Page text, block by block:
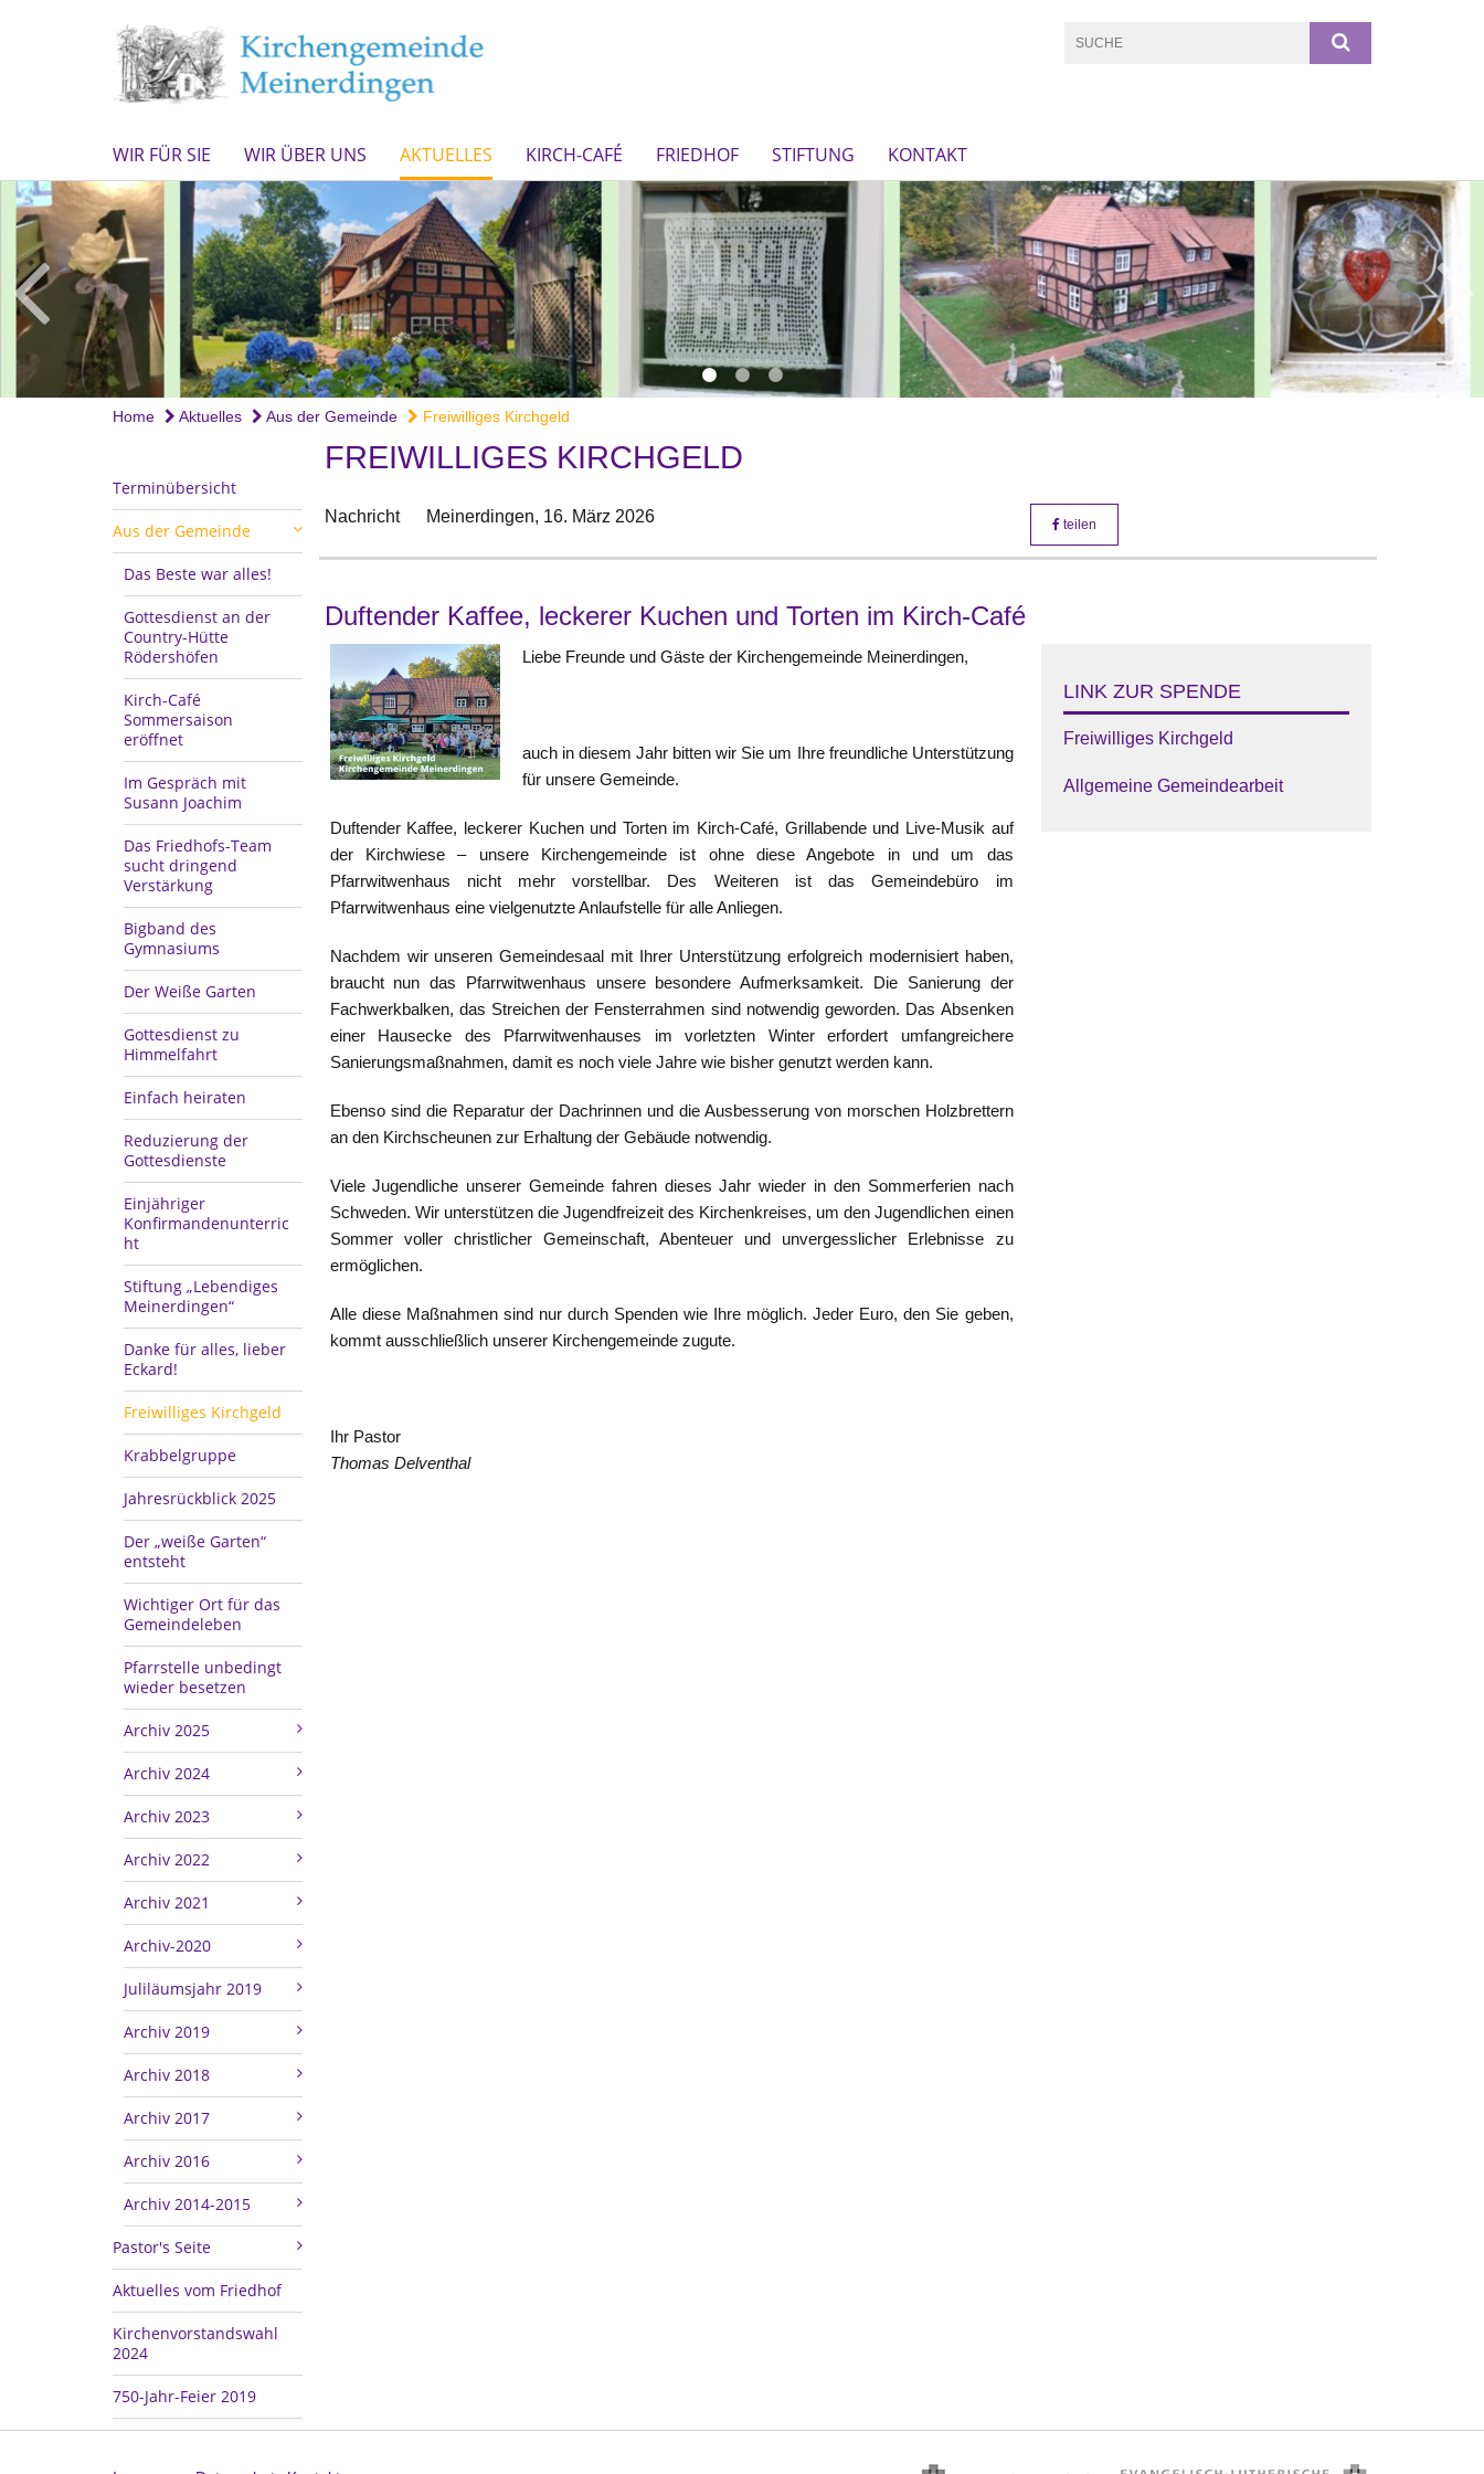
WIR FÜR SIE WIR ÜBER UNS AKTUELLES KIRCH-CAFÉ FRIEDHOF STIFTUNG KONTAKT
© Birger Schwarz / Kirchengemeine Meinerdingen
Home Aktuelles Aus der Gemeinde Freiwilliges Kirchgeld
Terminübersicht
Aus der Gemeinde
Das Beste war alles!
Gottesdienst an der
Country-Hütte
Rödershöfen
Kirch-Café
Sommersaison
eröffnet
Im Gespräch mit
Susann Joachim
Das Friedhofs-Team
sucht dringend
Verstärkung
Bigband des
Gymnasiums
Der Weiße Garten
Gottesdienst zu
Himmelfahrt
Einfach heiraten
Reduzierung der
Gottesdienste
Einjähriger
Konfirmandenunterric
ht
Stiftung „Lebendiges
Meinerdingen“
Danke für alles, lieber
Eckard!
Freiwilliges Kirchgeld
Krabbelgruppe
Jahresrückblick 2025
Der „weiße Garten“
entsteht
Wichtiger Ort für das
Gemeindeleben
Pfarrstelle unbedingt
wieder besetzen
Archiv 2025
Archiv 2024
Archiv 2023
Archiv 2022
Archiv 2021
Archiv-2020
Juliläumsjahr 2019
Archiv 2019
Archiv 2018
Archiv 2017
Archiv 2016
Archiv 2014-2015
Pastor's Seite
Aktuelles vom Friedhof
Kirchenvorstandswahl
2024
750-Jahr-Feier 2019
FREIWILLIGES KIRCHGELD
Nachricht Meinerdingen, 16. März 2026 teilen
Duftender Kaffee, leckerer Kuchen und Torten im Kirch-Café
Liebe Freunde und Gäste der Kirchengemeinde Meinerdingen,
auch in diesem Jahr bitten wir Sie um Ihre freundliche Unterstützung
für unsere Gemeinde.
Duftender Kaffee, leckerer Kuchen und Torten im Kirch-Café, Grillabende und Live-Musik auf
der Kirchwiese – unsere Kirchengemeinde ist ohne diese Angebote in und um das
Pfarrwitwenhaus nicht mehr vorstellbar. Des Weiteren ist das Gemeindebüro im
Pfarrwitwenhaus eine vielgenutzte Anlaufstelle für alle Anliegen.
Nachdem wir unseren Gemeindesaal mit Ihrer Unterstützung erfolgreich modernisiert haben,
braucht nun das Pfarrwitwenhaus unsere besondere Aufmerksamkeit. Die Sanierung der
Fachwerkbalken, das Streichen der Fensterrahmen sind notwendig geworden. Das Absenken
einer Hausecke des Pfarrwitwenhauses im vorletzten Winter erfordert umfangreichere
Sanierungsmaßnahmen, damit es noch viele Jahre wie bisher genutzt werden kann.
Ebenso sind die Reparatur der Dachrinnen und die Ausbesserung von morschen Holzbrettern
an den Kirchscheunen zur Erhaltung der Gebäude notwendig.
Viele Jugendliche unserer Gemeinde fahren dieses Jahr wieder in den Sommerferien nach
Schweden. Wir unterstützen die Jugendfreizeit des Kirchenkreises, um den Jugendlichen einen
Sommer voller christlicher Gemeinschaft, Abenteuer und unvergesslicher Erlebnisse zu
ermöglichen.
Alle diese Maßnahmen sind nur durch Spenden wie Ihre möglich. Jeder Euro, den Sie geben,
kommt ausschließlich unserer Kirchengemeinde zugute.
Ihr Pastor
Thomas Delventhal
LINK ZUR SPENDE
Freiwilliges Kirchgeld
Allgemeine Gemeindearbeit